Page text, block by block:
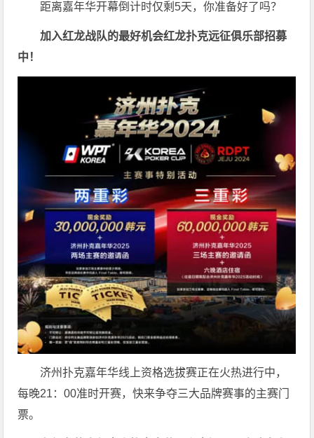
距离嘉年华开幕倒计时仅剩5天，你准备好了吗？
加入红龙战队的最好机会红龙扑克远征俱乐部招募
中！
济州扑克嘉年华线上资格选拔赛正在火热进行中，
每晚21：00准时开赛，快来争夺三大品牌赛事的主赛门
票。